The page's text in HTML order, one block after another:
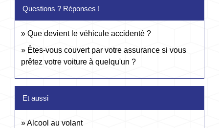
Questions ? Réponses !
Que devient le véhicule accidenté ?
Êtes-vous couvert par votre assurance si vous
prêtez votre voiture à quelqu'un ?
Et aussi
Alcool au volant